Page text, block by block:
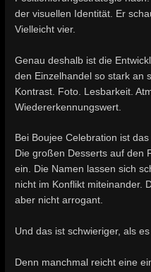
der visuellen Identität. Er
Vielleicht vier.
Genau deshalb ist die
den Einzelhandel so stark an
Kontrast. Foto. Lesbarkeit.
Wiedererkennungswert.
Bei Boujee Celebration ist
Die großen Desserts auf den
ein. Die Namen lassen sich
nicht im Konflikt miteinander.
aber nicht arrogant.
Und das ist schwieriger, als
Denn manchmal reicht eine